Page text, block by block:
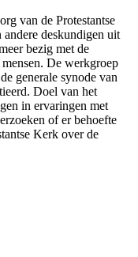
van de Protestantse
deskundigen uit
bezig met de
De werkgroep
generale synode van
Doel van het
in ervaringen met
of er behoefte
Kerk over de